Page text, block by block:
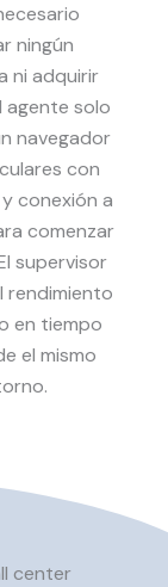
ningún
ni adquirir
agente solo
navegador
con
conexión a
comenzar
supervisor
rendimiento
en tiempo
el mismo
center